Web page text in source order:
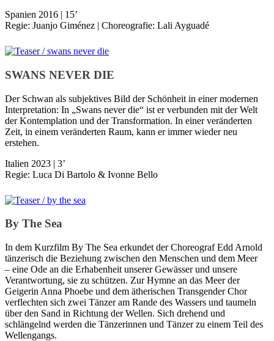
Spanien 2016 | 15’
Regie: Juanjo Giménez | Choreografie: Lali Ayguadé
SWANS NEVER DIE
Der Schwan als subjektives Bild der Schönheit in einer modernen
Interpre­tation: In „Swans never die“ ist er verbunden mit der Welt
der Kontemplation und der Transformation. In einer veränderten
Zeit, in einem ver­änderten Raum, kann er immer wieder neu
erstehen.
Italien 2023 | 3’
Regie: Luca Di Bartolo & Ivonne Bello
By The Sea
In dem Kurzfilm By The Sea erkundet der Choreograf Edd Arnold
tänzerisch die Beziehung zwischen den Menschen und dem Meer
– eine Ode an die Erhabenheit unserer Gewässer und unsere
Verantwortung, sie zu schützen. Zur Hymne an das Meer der
Geigerin Anna Phoebe und dem ätherischen Transgender Chor
verflechten sich zwei Tänzer am Rande des Wassers und taumeln
über den Sand in Richtung der Wellen. Sich drehend und
schlängelnd werden die Tänzerinnen und Tänzer zu einem Teil des
Wellengangs.